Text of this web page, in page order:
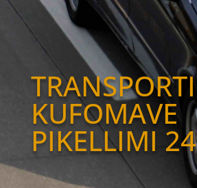
TRANSPORTI
KUFOMAVE
PIKELLIMI 24